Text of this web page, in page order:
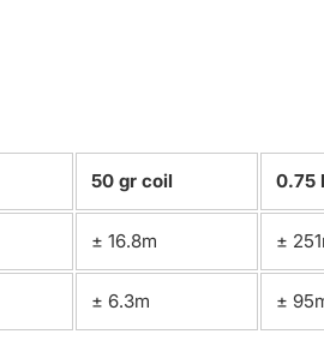
50 gr coil 0.75
± 16.8m ±
± 6.3m ±